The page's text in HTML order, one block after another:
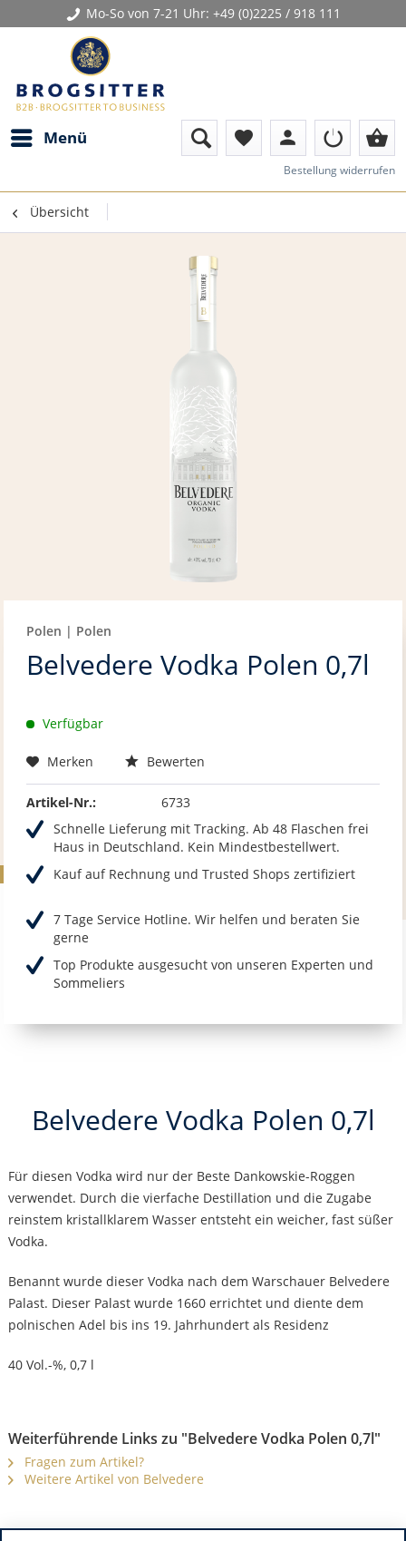
Mo-So von 7-21 Uhr: +49 (0)2225 / 918 111
Menü favorite person shopping_basket
Bestellung widerrufen
Übersicht
Polen | Polen
Belvedere Vodka Polen 0,7l
Verfügbar
Merken Bewerten
Artikel-Nr.:
6733
Schnelle Lieferung mit Tracking. Ab 48 Flaschen frei
Haus in Deutschland. Kein Mindestbestellwert.
Kauf auf Rechnung und Trusted Shops zertifiziert
7 Tage Service Hotline. Wir helfen und beraten Sie
gerne
Top Produkte ausgesucht von unseren Experten und
Sommeliers
Belvedere Vodka Polen 0,7l
Für diesen Vodka wird nur der Beste Dankowskie-Roggen
verwendet. Durch die vierfache Destillation und die Zugabe
reinstem kristallklarem Wasser entsteht ein weicher, fast süßer
Vodka.
Benannt wurde dieser Vodka nach dem Warschauer Belvedere
Palast. Dieser Palast wurde 1660 errichtet und diente dem
polnischen Adel bis ins 19. Jahrhundert als Residenz
40 Vol.-%, 0,7 l
Weiterführende Links zu "Belvedere Vodka Polen 0,7l"
Fragen zum Artikel?
Weitere Artikel von Belvedere